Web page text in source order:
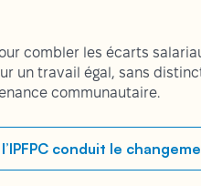
combler les écarts
un travail égal, sans
communautaire.
conduit le